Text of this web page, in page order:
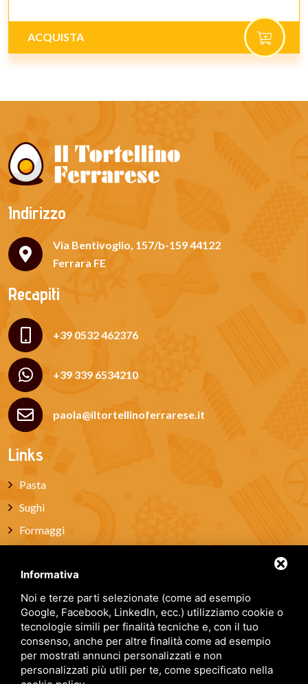
ACQUISTA
Indirizzo
Via Bentivoglio, 157/b-159 44122
Ferrara FE
Recapiti
+39 0532 462376
+39 339 6534210
paola@iltortellinoferrarese.it
Links
Pasta
Sughi
Formaggi
Salumi
Vini
Miele
Dolci artigianali
Box regalo
Informativa
Noi e terze parti selezionate (come ad esempio
Google, Facebook, LinkedIn, ecc.) utilizziamo cookie o
tecnologie simili per finalità tecniche e, con il tuo
consenso, anche per altre finalità come ad esempio
per mostrati annunci personalizzati e non
personalizzati più utili per te, come specificato nella